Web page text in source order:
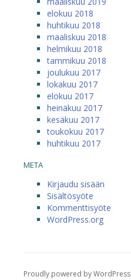
elokuu 2018
huhtikuu 2018
maaliskuu 2018
helmikuu 2018
tammikuu 2018
joulukuu 2017
lokakuu 2017
elokuu 2017
heinäkuu 2017
kesäkuu 2017
toukokuu 2017
huhtikuu 2017
META
Kirjaudu sisään
Sisältösyöte
Kommenttisyöte
WordPress.org
Proudly powered by WordPress